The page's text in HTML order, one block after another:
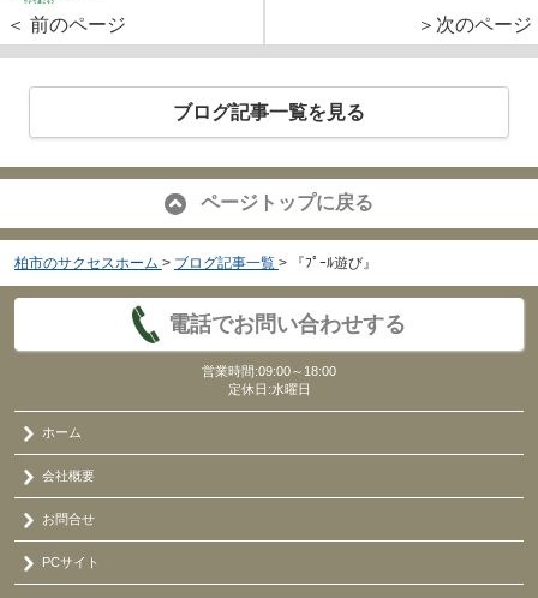
＜ 前のページ
＞次のページ
ブログ記事一覧を見る
ページトップに戻る
柏市のサクセスホーム > ブログ記事一覧 > 『ﾌﾟｰﾙ遊び』
電話でお問い合わせする
営業時間:09:00～18:00
定休日:水曜日
ホーム
会社概要
お問合せ
PCサイト